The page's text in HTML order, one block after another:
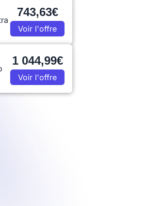
743,63€
Voir l'offre
1 044,99€
Voir l'offre